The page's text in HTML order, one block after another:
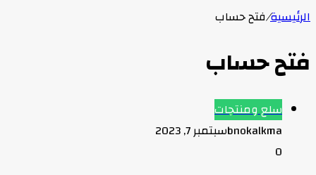
الرئيسية/فتح حساب
فتح حساب
سلع ومنتجات
bnokalkmaسبتمبر 7, 2023
0